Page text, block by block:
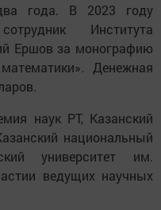
года. В 2023 году
Института
Ершов за монографию
Денежная
наук РТ, Казанский
национальный
университет им.
ведущих научных